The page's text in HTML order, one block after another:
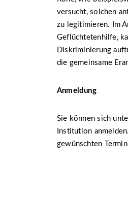
versucht, solchen
zu legitimieren. Im
Geflüchtetenhilfe,
Diskriminierung
die gemeinsame
Anmeldung
Sie können sich
Institution
gewünschten